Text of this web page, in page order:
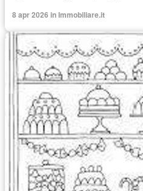
8 apr 2026 in Immobiliare.it